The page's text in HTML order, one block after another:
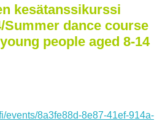
kesätanssikurssi
Summer dance course
people aged 8-14
events/8a3fe88d-8e87-41ef-914a-